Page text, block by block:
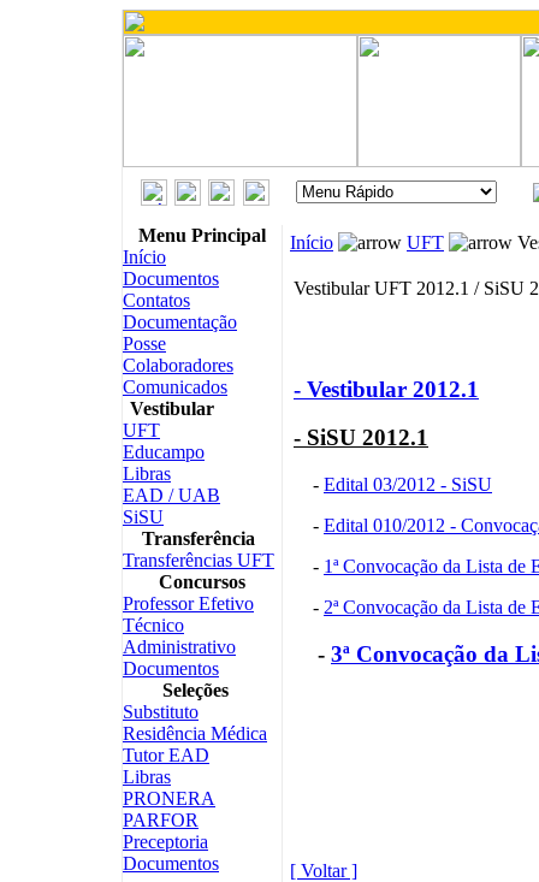
Menu Principal
Início
Documentos
Contatos
Documentação
Posse
Colaboradores
Comunicados
Vestibular
UFT
Educampo
Libras
EAD / UAB
SiSU
Transferência
Transferências UFT
Concursos
Professor Efetivo
Técnico
Administrativo
Documentos
Seleções
Substituto
Residência Médica
Tutor EAD
Libras
PRONERA
PARFOR
Preceptoria
Documentos
Início UFT
Vestibular UFT 2012.1 / SiSU
- Vestibular 2012.1
- SiSU 2012.1
- Edital 03/2012 - SiSU
- Edital 010/2012 -
- 1ª Convocação da Lista de
- 2ª Convocação da Lista de
- 3ª Convocação da
[ Voltar ]